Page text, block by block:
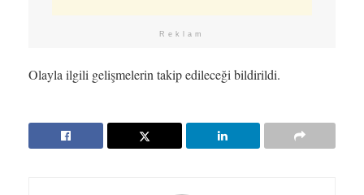
Reklam
Olayla ilgili gelişmelerin takip edileceği bildirildi.